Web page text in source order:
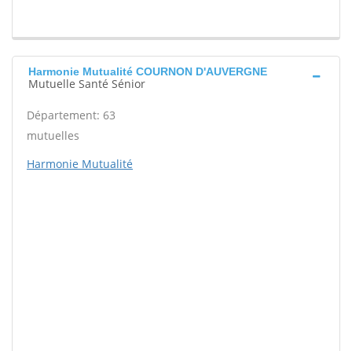
Harmonie Mutualité COURNON D'AUVERGNE
Mutuelle Santé Sénior
Département: 63
mutuelles
Harmonie Mutualité